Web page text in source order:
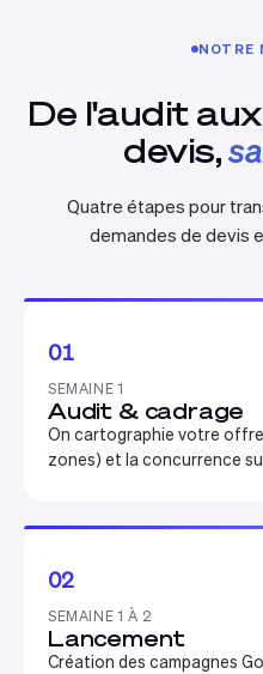
NOTRE
De l'audit
devis,
Quatre étapes pour
demandes de devis
01
SEMAINE 1
Audit & cadrage
On cartographie votre
zones) et la concurrence
02
SEMAINE 1 À 2
Lancement
Création des campagnes